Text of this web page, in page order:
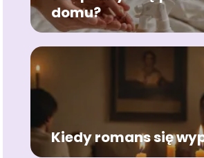
domu?
Kiedy romans się